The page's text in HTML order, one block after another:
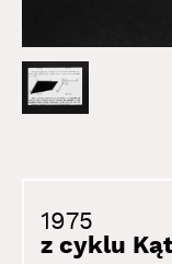
1975
z cyklu